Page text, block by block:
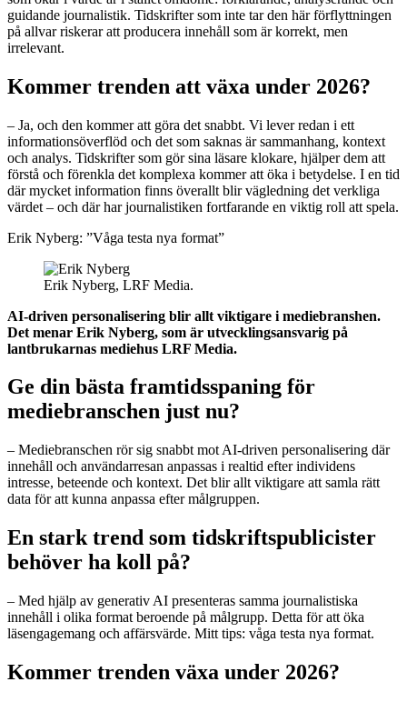
guidande journalistik. Tidskrifter som inte tar den här förflyttningen
på allvar riskerar att producera innehåll som är korrekt, men
irrelevant.
Kommer trenden att växa under 2026?
– Ja, och den kommer att göra det snabbt. Vi lever redan i ett
informationsöverflöd och det som saknas är sammanhang, kontext
och analys. Tidskrifter som gör sina läsare klokare, hjälper dem att
förstå och förenkla det komplexa kommer att öka i betydelse. I en tid
där mycket information finns överallt blir vägledning det verkliga
värdet – och där har journalistiken fortfarande en viktig roll att spela.
Erik Nyberg: ”Våga testa nya format”
Erik Nyberg, LRF Media.
AI-driven personalisering blir allt viktigare i mediebranshen.
Det menar Erik Nyberg, som är utvecklingsansvarig på
lantbrukarnas mediehus LRF Media.
Ge din bästa framtidsspaning för
mediebranschen just nu?
– Mediebranschen rör sig snabbt mot AI-driven personalisering där
innehåll och användarresan anpassas i realtid efter individens
intresse, beteende och kontext. Det blir allt viktigare att samla rätt
data för att kunna anpassa efter målgruppen.
En stark trend som tidskriftspublicister
behöver ha koll på?
– Med hjälp av generativ AI presenteras samma journalistiska
innehåll i olika format beroende på målgrupp. Detta för att öka
läsengagemang och affärsvärde. Mitt tips: våga testa nya format.
Kommer trenden växa under 2026?